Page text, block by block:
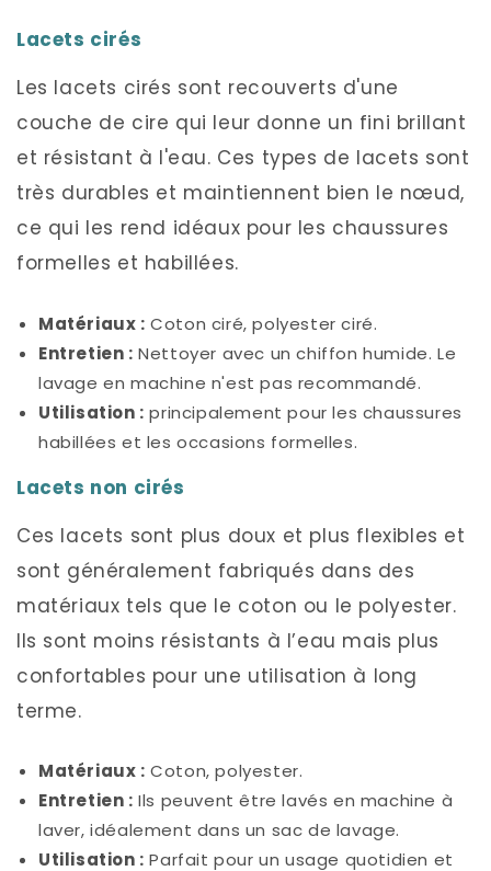
Lacets cirés
Les lacets cirés sont recouverts d'une
couche de cire qui leur donne un fini brillant
et résistant à l'eau. Ces types de lacets sont
très durables et maintiennent bien le nœud,
ce qui les rend idéaux pour les chaussures
formelles et habillées.
Matériaux : Coton ciré, polyester ciré.
Entretien : Nettoyer avec un chiffon humide. Le
lavage en machine n'est pas recommandé.
Utilisation : principalement pour les chaussures
habillées et les occasions formelles.
Lacets non cirés
Ces lacets sont plus doux et plus flexibles et
sont généralement fabriqués dans des
matériaux tels que le coton ou le polyester.
Ils sont moins résistants à l’eau mais plus
confortables pour une utilisation à long
terme.
Matériaux : Coton, polyester.
Entretien : Ils peuvent être lavés en machine à
laver, idéalement dans un sac de lavage.
Utilisation : Parfait pour un usage quotidien et